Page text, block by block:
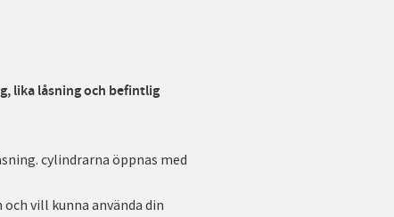
lika låsning och befintlig
cylindrarna öppnas med
och vill kunna använda din